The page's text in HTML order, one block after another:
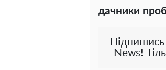
дачники
News!